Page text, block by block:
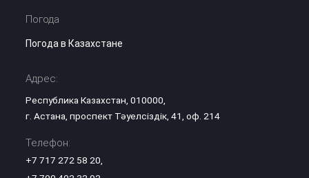
Погода
Погода в Казахстане
Адрес:
Республика Казахстан, 010000,
г. Астана, проспект Тәуелсіздік, 41, оф. 214
Телефон:
+7 717 272 58 20